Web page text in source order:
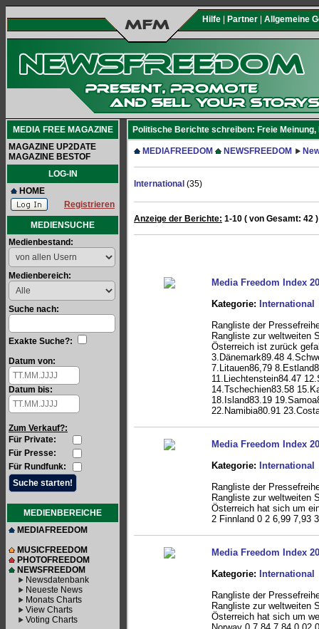
Hilfe Partner Allgemeine
MEDIA FREE MAGAZINE
MAGAZINE UP2DATE
MAGAZINE BESTOF
LOG-IN
HOME
Registrieren
MEDIENSUCHE
Medienbestand:
Medienbereich:
Suche nach:
Exakte Suche?:
Datum von:
Datum bis:
Zum Verkauf?:
Für Private:
Für Presse:
Für Rundfunk:
MEDIENBEREICHE
MEDIAFREEDOM
MUSICFREEDOM
PHOTOFREEDOM
NEWSFREEDOM
Newsdatenbank
Neueste News
Monats Charts
View Charts
Voting Charts
Politische Berichte schreiben: Freie
MEDIAFREEDOM NEWSFREEDOM
International (35)
Anzeige der Berichte: 1-10 ( von Gesamt: 42 )
Media Freedom Index
Kategorie: International
Rangliste der
Rangliste zur weltweiten
Österreich ist zurück
3.Dänemark89.48
7.Litauen86,79
11.Liechtenstein84.47
14.Tschechien83.58
18.Island83.19
22.Namibia80.91
Media Freedom Index
Kategorie: International
Rangliste der
Rangliste zur weltweiten
Österreich hat sich um
2 Finnland 0 2 6,99 7,93
Media Freedom Index
Kategorie: International
Rangliste der
Rangliste zur weltweiten
Österreich hat sich um